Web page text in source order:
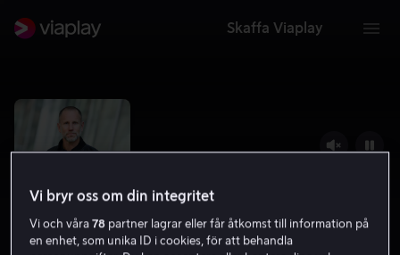
Skaffa Viaplay
Vi bryr oss om din integritet
Vi och våra78 partner lagrar eller får åtkomst till information på
en enhet, som unika ID i cookies, för att behandla